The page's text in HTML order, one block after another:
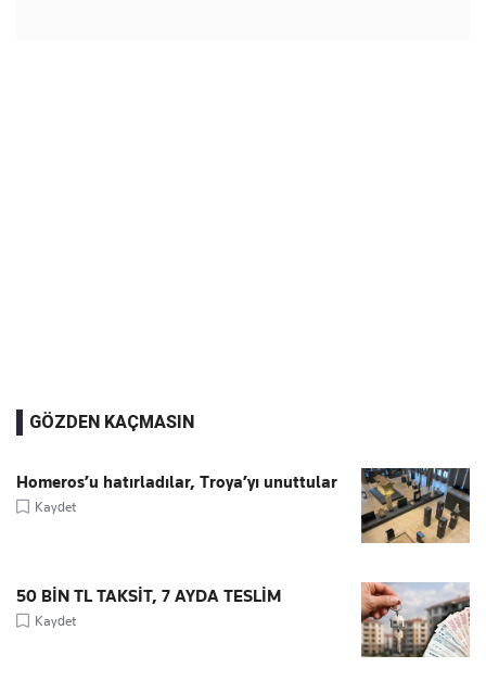
GÖZDEN KAÇMASIN
Homeros’u hatırladılar, Troya’yı unuttular
Kaydet
50 BİN TL TAKSİT, 7 AYDA TESLİM
Kaydet